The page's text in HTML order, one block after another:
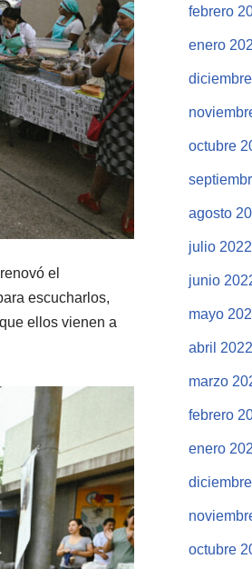
el
escucharlos,
ellos vienen a
febrero
enero
octubre
agosto
julio 2022
junio
mayo
abril 2022
marzo
febrero
enero
octubre